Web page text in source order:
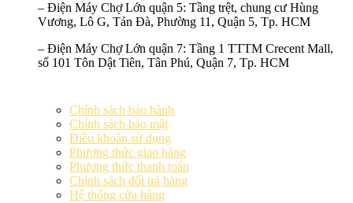
– Điện Máy Chợ Lớn quận 5: Tầng trệt, chung cư Hùng
Vương, Lô G, Tản Đà, Phường 11, Quận 5, Tp. HCM
– Điện Máy Chợ Lớn quận 7: Tầng 1 TTTM Crecent Mall,
số 101 Tôn Dật Tiên, Tân Phú, Quận 7, Tp. HCM
Chính sách bảo hành
Chính sách bảo mật
Điều khoản sử dụng
Phương thức giao hàng
Phương thức thanh toán
Chính sách đổi trả hàng
Hệ thống cửa hàng